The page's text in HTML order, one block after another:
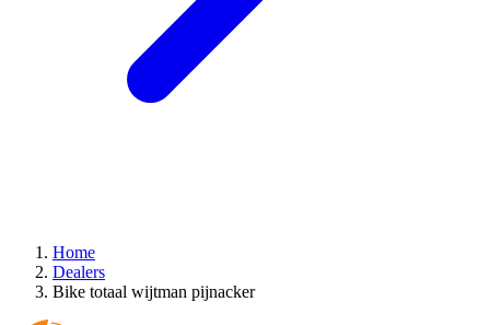
Home
Dealers
Bike totaal wijtman pijnacker